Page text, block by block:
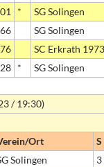
*
SG Solingen
SG Solingen
SC Erkrath 1973
* SG Solingen
/ 19:30)
Ort
S
Solingen
3